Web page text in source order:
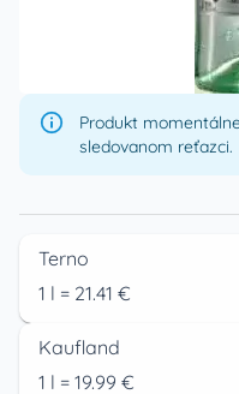
Produkt
sledovanom reťazci.
Terno
1 l = 21.41 €
Kaufland
1 l = 19.99 €